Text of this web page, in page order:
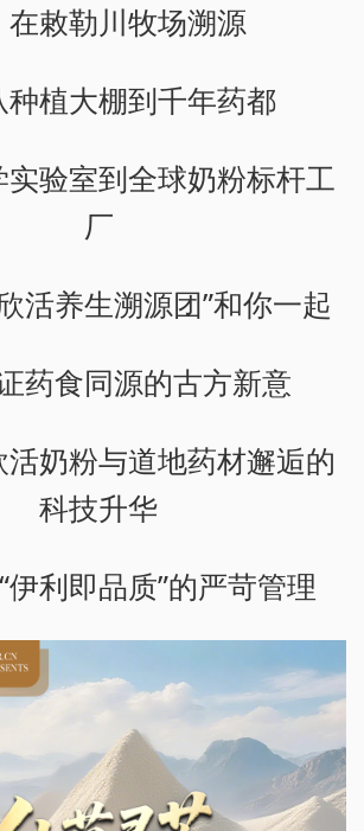
在敕勒川牧场溯源
种植大棚到千年药都
实验室到全球奶粉标杆工
厂
活养生溯源团”和你一起
药食同源的古方新意
活奶粉与道地药材邂逅的
科技升华
伊利即品质”的严苛管理